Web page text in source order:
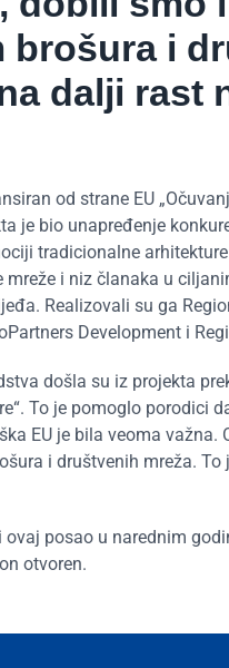
brošura i
dalji rast
od strane EU
je bio unapređenje
tradicionalne
mreže i niz članaka u
Realizovali su ga
Development i
došla su iz projekta
To je pomoglo porodici
EU je bila veoma
i društvenih mreža.
posao u narednim
otvoren.